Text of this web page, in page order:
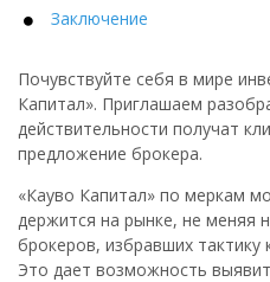
Заключение
Почувствуйте себя в мире
Капитал». Приглашаем
действительности получат
предложение брокера.
«Кауво Капитал» по меркам
держится на рынке, не меняя
брокеров, избравших
Это дает возможность